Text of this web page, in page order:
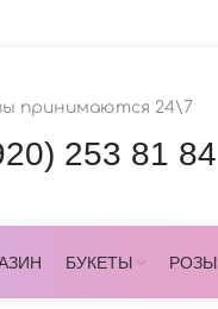
принимаются 24\7
253 81 84
БУКЕТЫ РОЗЫ